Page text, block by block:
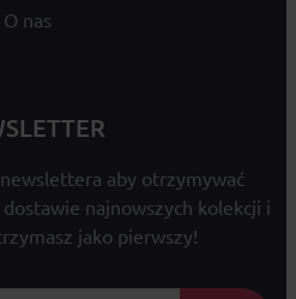
O nas
aby otrzymywać
najnowszych kolekcji i
jako pierwszy!